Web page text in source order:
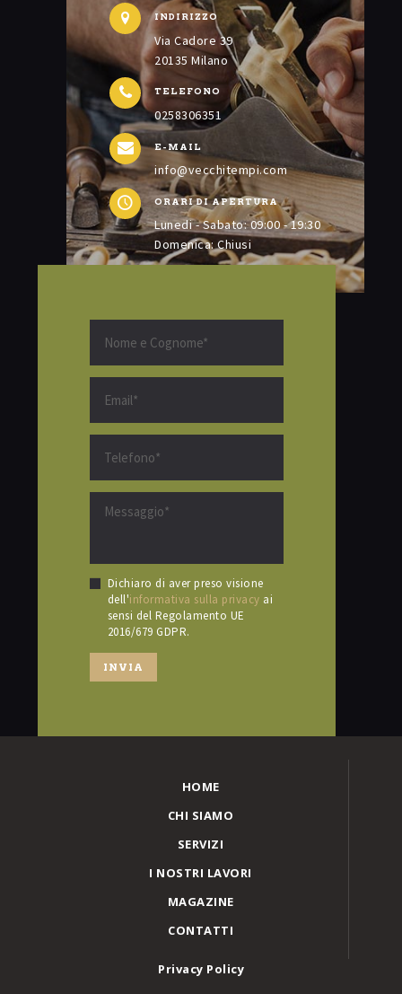
INDIRIZZO
Via Cadore 39
20135 Milano
TELEFONO
0258306351
E-MAIL
info@vecchitempi.com
ORARI DI APERTURA
Lunedi - Sabato: 09:00 - 19:30
Domenica: Chiusi
Dichiaro di aver preso visione
dell'informativa sulla privacy ai
sensi del Regolamento UE
2016/679 GDPR.
HOME
CHI SIAMO
SERVIZI
I NOSTRI LAVORI
MAGAZINE
CONTATTI
Privacy Policy